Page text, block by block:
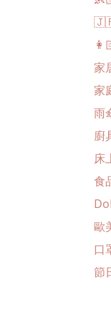
家
家
雨
廚
床
食
歐
口
節